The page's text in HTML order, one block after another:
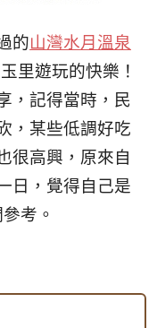
的山灣水月溫泉
里遊玩的快樂！
， 記得當時，民
， 某些低調好吃
很高興， 原來自
日，覺得自己是
考。